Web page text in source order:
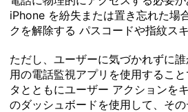
iPhone を紛失または置き忘れた場
クを解除する パスコードや指紋ス
ただし、ユーザーに気づかれずに
用の電話監視アプリを使用するこ
タとともにユーザー アクションを
のダッシュボードを使用して、そ